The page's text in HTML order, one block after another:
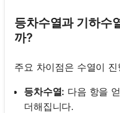
등차수열과 기하수
까?
주요 차이점은 수열이
등차수열: 다음 항을
더해집니다.